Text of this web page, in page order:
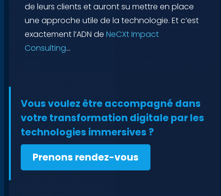
de leurs clients et auront su mettre en place
une approche utile de la technologie. Et c’est
exactement l’ADN de NeCXt Impact
Consulting…
Vous voulez être accompagné dans
votre transformation digitale par les
technologies immersives ?
Prenons rendez-vous